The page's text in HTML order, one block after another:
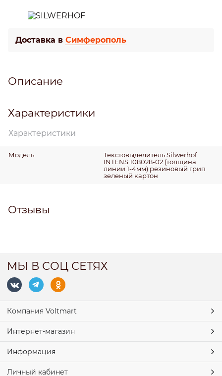
Доставка в Симферополь
Описание
Характеристики
Характеристики
Модель
Текстовыделитель Silwerhof
INTENS 108028-02 (толщина
линии 1-4мм) резиновый грип
зеленый картон
Отзывы
МЫ В СОЦ СЕТЯХ
Компания Voltmart
Интернет-магазин
Информация
Личный кабинет